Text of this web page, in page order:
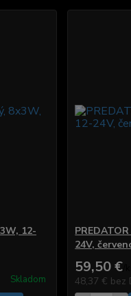
12-
Skladom
24V,
59,50 €
48,37 € bez